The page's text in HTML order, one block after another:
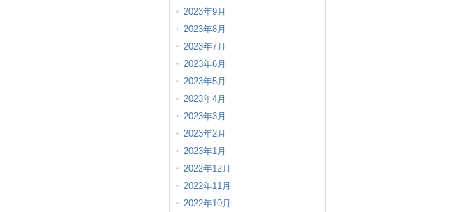
2023年9月
2023年8月
2023年7月
2023年6月
2023年5月
2023年4月
2023年3月
2023年2月
2023年1月
2022年12月
2022年11月
2022年10月